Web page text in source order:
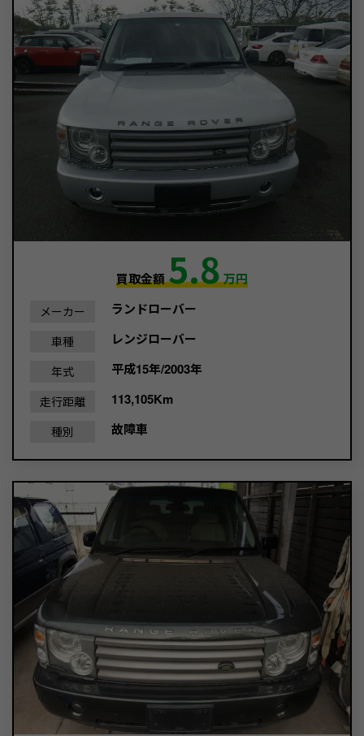
買取金額5.8万円
メーカー ランドローバー
車種 レンジローバー
年式 平成15年/2003年
走行距離 113,105Km
種別 故障車